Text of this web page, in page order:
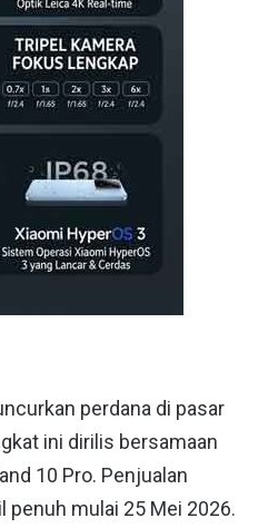
perdana di pasar
ini dirilis bersamaan
10 Pro. Penjualan
penuh mulai 25 Mei 2026.